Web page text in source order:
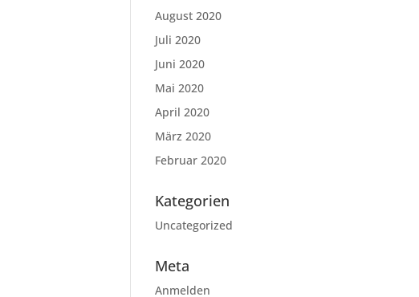
August 2020
Juli 2020
Juni 2020
Mai 2020
April 2020
März 2020
Februar 2020
Kategorien
Uncategorized
Meta
Anmelden